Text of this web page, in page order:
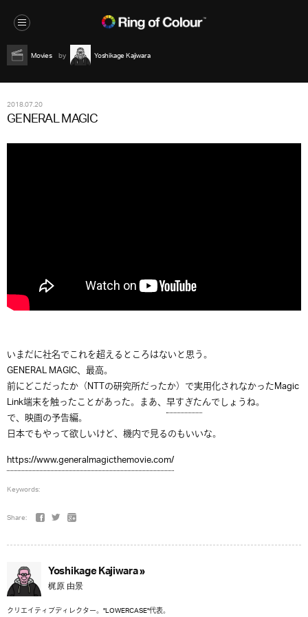
Movies Yoshikage Kajiwara
2018.07.20
GENERAL MAGIC
いまだに社名でこれを超えるところはないと思う。
GENERAL MAGIC、最高。
前にどこだったか（NTTの研究所だったか）で実用化されなかったMagic
Link端末を触ったことがあった。まあ、 早すぎたんでしょうね。
で、映画の予告編。
日本でもやって欲しいけど、機内で見るのもいいな。
https://www.generalmagicthemovie.com/
Keywords:
Share:
Yoshikage Kajiwara »
梶原 由景
クリエイティブディレクター。"LOWERCASE"代表。